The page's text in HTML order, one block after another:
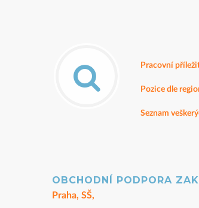
Pracovní
Pozice dle
Seznam
OBCHODNÍ PODPORA
Praha, SŠ,